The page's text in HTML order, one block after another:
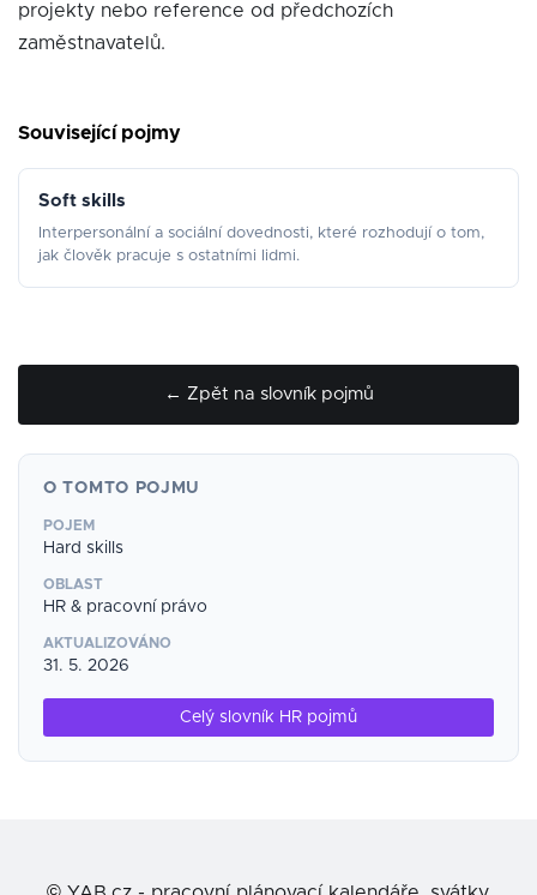
projekty nebo reference od předchozích
zaměstnavatelů.
Související pojmy
Soft skills
Interpersonální a sociální dovednosti, které rozhodují o tom,
jak člověk pracuje s ostatními lidmi.
← Zpět na slovník pojmů
O TOMTO POJMU
POJEM
Hard skills
OBLAST
HR & pracovní právo
AKTUALIZOVÁNO
31. 5. 2026
Celý slovník HR pojmů